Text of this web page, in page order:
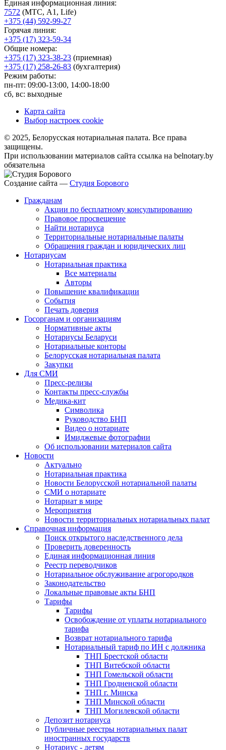
Единая информационная линия:
7572 (МТС, A1, Life)
+375 (44) 592-99-27
Горячая линия:
+375 (17) 323-59-34
Общие номера:
+375 (17) 323-38-23 (приемная)
+375 (17) 258-26-83 (бухгалтерия)
Режим работы:
пн-пт: 09:00-13:00, 14:00-18:00
сб, вс: выходные
Карта сайта
Выбор настроек cookie
© 2025, Белорусская нотариальная палата. Все права
защищены.
При использовании материалов сайта ссылка на belnotary.by
обязательна
Создание сайта — Студия Борового
Гражданам
Акции по бесплатному консультированию
Правовое просвещение
Найти нотариуса
Территориальные нотариальные палаты
Обращения граждан и юридических лиц
Нотариусам
Нотариальная практика
Все материалы
Авторы
Повышение квалификации
События
Печать доверия
Госорганам и организациям
Нормативные акты
Нотариусы Беларуси
Нотариальные конторы
Белорусская нотариальная палата
Закупки
Для СМИ
Пресс-релизы
Контакты пресс-службы
Медика-кит
Символика
Руководство БНП
Видео о нотариате
Имиджевые фотографии
Об использовании материалов сайта
Новости
Актуально
Нотариальная практика
Новости Белорусской нотариальной палаты
СМИ о нотариате
Нотариат в мире
Мероприятия
Новости территориальных нотариальных палат
Справочная информация
Поиск открытого наследственного дела
Проверить доверенность
Единая информационная линия
Реестр переводчиков
Нотариальное обслуживание агрогородков
Законодательство
Локальные правовые акты БНП
Тарифы
Тарифы
Освобождение от уплаты нотариального
тарифа
Возврат нотариального тарифа
Нотариальный тариф по ИН с должника
ТНП Брестской области
ТНП Витебской области
ТНП Гомельской области
ТНП Гродненской области
ТНП г. Минска
ТНП Минской области
ТНП Могилевской области
Депозит нотариуса
Публичные реестры нотариальных палат
иностранных государств
Нотариус - детям